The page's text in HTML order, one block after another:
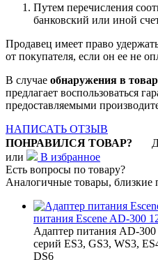
Путем перечисления
банковский или иной
Продавец имеет право
от покупателя, если он ее не
В случае обнаружения в
предлагает воспользоваться
предоставляемыми
НАПИСАТЬ ОТЗЫВ
ПОНРАВИЛСЯ ТОВАР?
или
В избранное
Есть вопросы по товару?
Аналогичные товары, близкие
питания Escene AD-300
Адаптер питания AD-
серий ES3, GS3, WS3,
DS6